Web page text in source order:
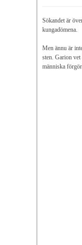
Sökandet är
kungadömena.
Men ännu är
sten. Garion
människa